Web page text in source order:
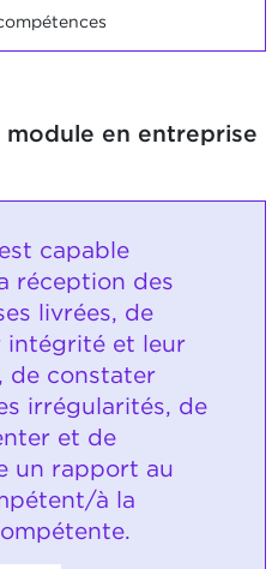
en entreprise
capable
réception des
livrées, de
intégrité et leur
de constater
irrégularités, de
et de
un rapport au
à la